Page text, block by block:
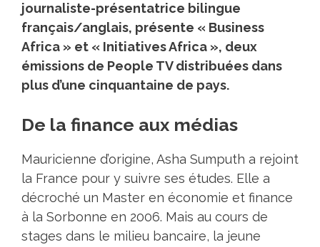
journaliste-présentatrice bilingue
français/anglais, présente « Business
Africa » et « Initiatives Africa », deux
émissions de People TV distribuées dans
plus d’une cinquantaine de pays.
De la finance aux médias
Mauricienne d’origine, Asha Sumputh a rejoint
la France pour y suivre ses études. Elle a
décroché un Master en économie et finance
à la Sorbonne en 2006. Mais au cours de
stages dans le milieu bancaire, la jeune